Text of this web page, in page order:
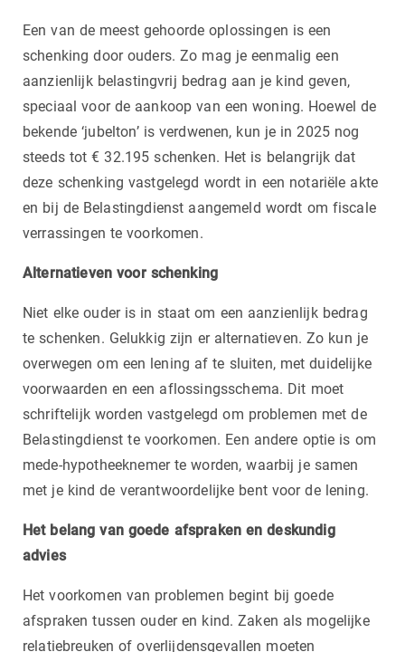
Een van de meest gehoorde oplossingen is een
schenking door ouders. Zo mag je eenmalig een
aanzienlijk belastingvrij bedrag aan je kind geven,
speciaal voor de aankoop van een woning. Hoewel de
bekende ‘jubelton’ is verdwenen, kun je in 2025 nog
steeds tot € 32.195 schenken. Het is belangrijk dat
deze schenking vastgelegd wordt in een notariële akte
en bij de Belastingdienst aangemeld wordt om fiscale
verrassingen te voorkomen.
Alternatieven voor schenking
Niet elke ouder is in staat om een aanzienlijk bedrag
te schenken. Gelukkig zijn er alternatieven. Zo kun je
overwegen om een lening af te sluiten, met duidelijke
voorwaarden en een aflossingsschema. Dit moet
schriftelijk worden vastgelegd om problemen met de
Belastingdienst te voorkomen. Een andere optie is om
mede-hypotheeknemer te worden, waarbij je samen
met je kind de verantwoordelijke bent voor de lening.
Het belang van goede afspraken en deskundig
advies
Het voorkomen van problemen begint bij goede
afspraken tussen ouder en kind. Zaken als mogelijke
relatiebreuken of overlijdensgevallen moeten